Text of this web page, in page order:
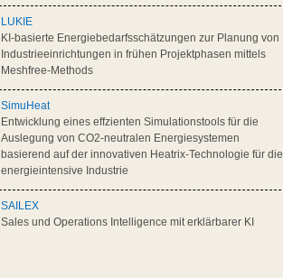
LUKIE
KI-basierte Energiebedarfsschätzungen zur Planung von
Industrieeinrichtungen in frühen Projektphasen mittels
Meshfree-Methods
SimuHeat
Entwicklung eines effzienten Simulationstools für die
Auslegung von CO2-neutralen Energiesystemen
basierend auf der innovativen Heatrix-Technologie für die
energieintensive Industrie
SAILEX
Sales und Operations Intelligence mit erklärbarer KI